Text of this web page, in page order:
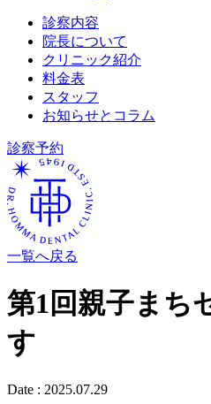
診察内容
院長について
クリニック紹介
料金表
スタッフ
お知らせとコラム
診察予約
一覧へ戻る
第1回親子まち
す
Date : 2025.07.29